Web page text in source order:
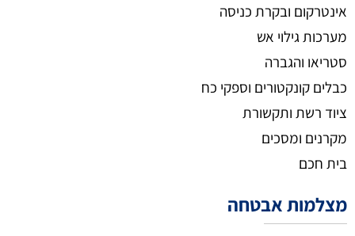
אינטרקום ובקרת כניסה
מערכות גילוי אש
סטריאו והגברה
כבלים קונקטורים וספקי כח
ציוד רשת ותקשורת
מקרנים ומסכים
בית חכם
מצלמות אבטחה